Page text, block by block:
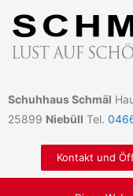
Schuhhaus Schmäl
25899 Niebüll Tel.
Kontakt und